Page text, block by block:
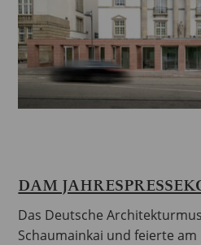
DAM
Das Deutsche
Schaumainkai und feierte am